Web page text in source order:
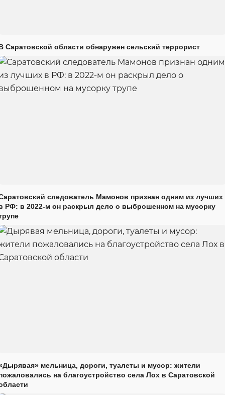
Саратовской области обнаружен сельский террорист
следователь Мамонов признан одним из лучших
РФ: в 2022-м он раскрыл дело о выброшенном на мусорку
мельница, дороги, туалеты и мусор: жители
на благоустройство села Лох в Саратовской